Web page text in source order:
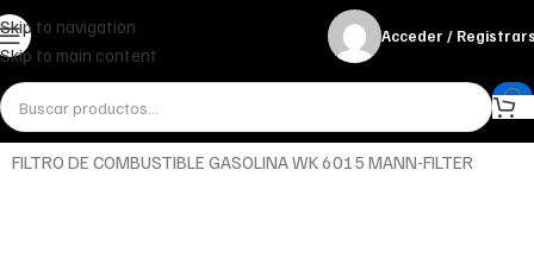
Skip to navigation
Skip to main content
Acceder /
InicioMiscelánea - otrosOtros
FILTRO DE COMBUSTIBLE GASOLINA WK 6015 MANN-FILTER